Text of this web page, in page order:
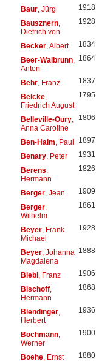
Baur, Jürg 1918
Bausznern,
Dietrich von
1928
Becker, Albert 1834
Beer-Walbrunn,
Anton
1864
Behr, Franz 1837
Belcke,
Friedrich August
1795
Belleville-Oury,
Anna Caroline
1806
Ben-Haim , Paul 1897
Benary, Peter 1931
Berens
Hermann
1826
Berger, Jean 1909
Berger,
Wilhelm
1861
Beyer, Frank
Michael
1928
Beyer, Johanna
Magdalena
1888
Biebl, Franz 1906
Bischoff,
Hermann
1868
Blendinger,
Herbert
1936
Bochmann,
Werner
1900
Boehe, Ernst 1880